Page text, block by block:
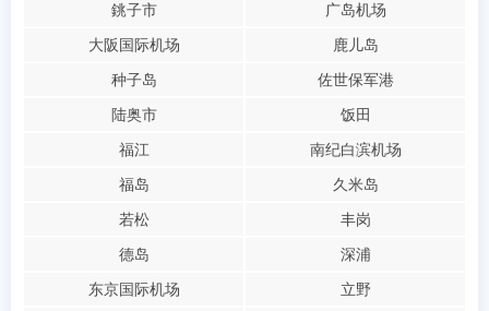
銚子市
广岛机场
大阪国际机场
鹿儿岛
种子岛
佐世保军港
陆奥市
饭田
福江
南纪白滨机场
福岛
久米岛
若松
丰岗
德岛
深浦
东京国际机场
立野